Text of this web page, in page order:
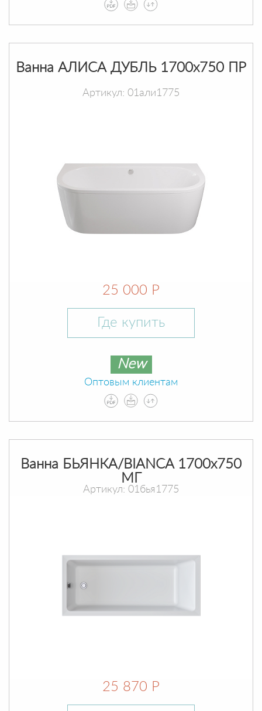
Ванна АЛИСА ДУБЛЬ 1700х750 ПР
Артикул: 01али1775
25 000 Р
Где купить
New
Оптовым клиентам
Ванна БЬЯНКА/BIANCA 1700х750
МГ
Артикул: 01бья1775
25 870 Р